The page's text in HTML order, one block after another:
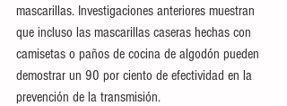
mascarillas. Investigaciones anteriores muestran
que incluso las mascarillas caseras hechas con
camisetas o paños de cocina de algodón pueden
demostrar un 90 por ciento de efectividad en la
prevención de la transmisión.